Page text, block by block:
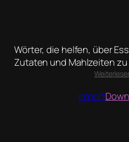
Wörter, die helfen, über
Zutaten und Mahlzeiten
Import